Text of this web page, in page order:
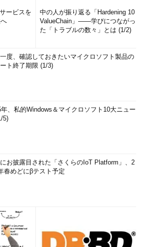
ービスを
中の人が振り返る「Hardening 10
ValueChain」――学びにつながっ
た「トラブルの数々」とは (1/2)
度、確認しておきたいマイクロソフト製品の
ト終了期限 (1/3)
、私的Windows＆マイクロソフト10大ニュー
5)
お披露目された「さくらのIoT Platform」、2
春めどにβテスト予定